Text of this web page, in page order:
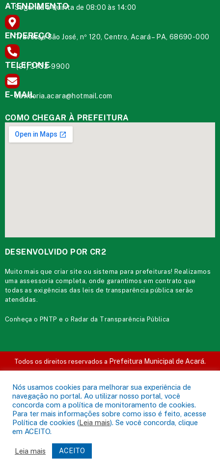
ATENDIMENTO
Segunda à Quinta de 08:00 às 14:00
ENDEREÇO
Travessa São José, nº 120, Centro, Acará – PA, 68690-000
TELEFONE
(91) 3732-9900
E-MAIL
ouvidoria.acara@hotmail.com
COMO CHEGAR À PREFEITURA
DESENVOLVIDO POR CR2
Muito mais quecriar site ou sistema para prefeituras! Realizamos
uma assessoria completa, onde garantimos em contrato que
todas as exigências das leis de transparência pública serão
atendidas.
Conheça oPNTP e o Radar da Transparência Pública
Todos os direitos reservados a Prefeitura Municipal de Acará.
Nós usamos cookies para melhorar sua experiência de
navegação no portal. Ao utilizar nosso portal, você
concorda com a política de monitoramento de cookies.
Para ter mais informações sobre como isso é feito, acesse
Política de cookies (Leia mais). Se você concorda, clique
em ACEITO.
Leia mais ACEITO